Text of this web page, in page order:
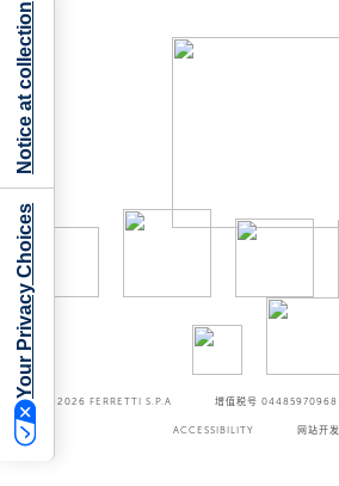
©2026 FERRETTI S.P.A 增值税号 04485970968
ACCESSIBILITY 网站开
Your Privacy Choices
Notice at collection